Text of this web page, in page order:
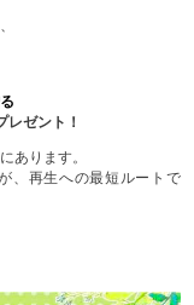
レゼント！
あります。
、再生への最短ルートで